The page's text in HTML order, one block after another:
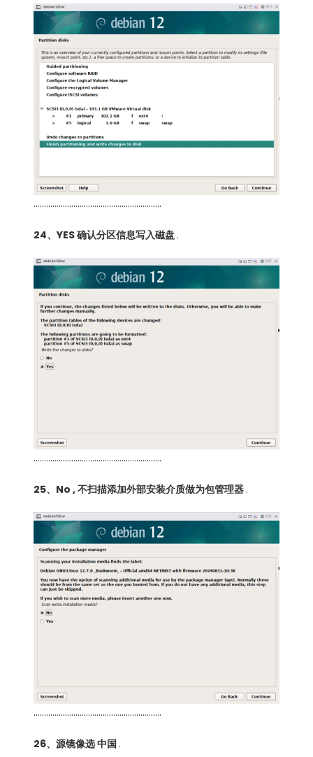
…………………………………………………….
24、YES 确认分区信息写入磁盘 .
…………………………………………………….
25、No , 不扫描添加外部安装介质做为包管理器 .
…………………………………………………….
26、源镜像选 中国 .